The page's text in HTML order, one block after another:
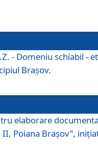
- Domeniu schiabil -
Braşov.
elaborare
II, Poiana Braşov”,